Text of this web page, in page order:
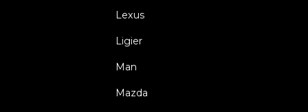
Lexus
Ligier
Man
Mazda